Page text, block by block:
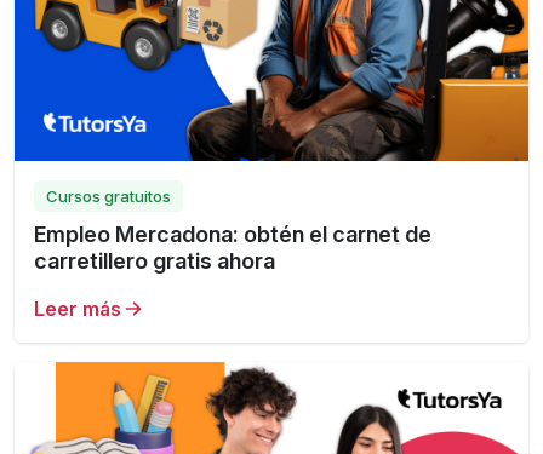
Cursos gratuitos
Empleo Mercadona: obtén el carnet de
carretillero gratis ahora
Leer más